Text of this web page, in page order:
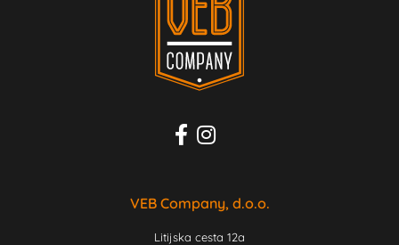
VEB Company, d.o.o.
Litijska cesta 12a